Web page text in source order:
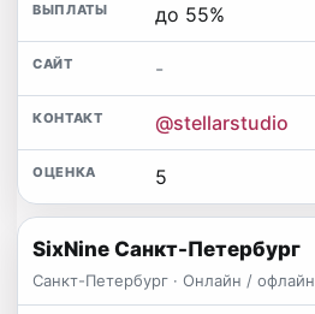
до 55%
-
@stellarstudio
5
SixNine Санкт-Петербург
Санкт-Петербург · Онлайн / офлайн